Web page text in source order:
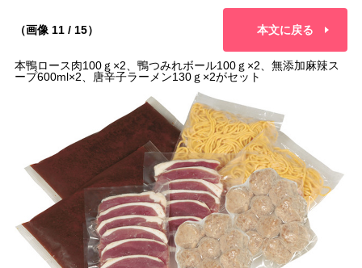
（画像 11 / 15） 本文に戻る
本鴨ロース肉100ｇ×2、鴨つみれボール100ｇ×2、無添加麻辣ス
ープ600ml×2、唐辛子ラーメン130ｇ×2がセット